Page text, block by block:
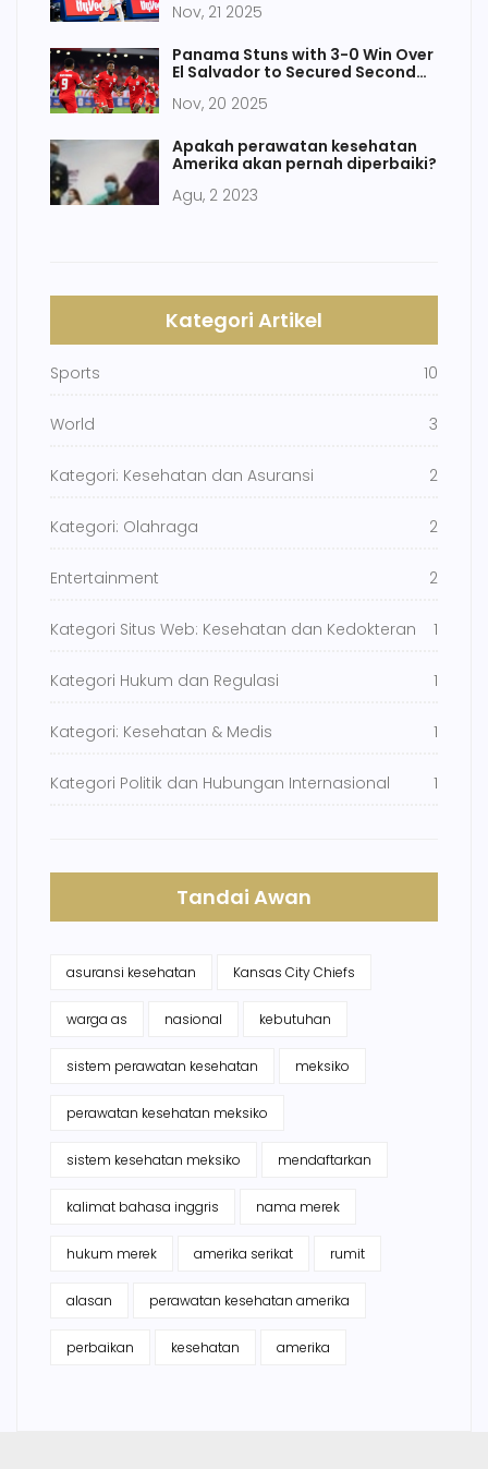
Minutes
Nov, 21 2025
Panama Stuns with 3-0 Win Over
El Salvador to Secured Second
Nov, 20 2025
Apakah perawatan kesehatan
Amerika akan pernah diperbaiki?
Agu, 2 2023
Kategori Artikel
Sports 10
World 3
Kategori: Kesehatan dan Asuransi 2
Kategori: Olahraga 2
Entertainment 2
Kategori Situs Web: Kesehatan dan Kedokteran 1
Kategori Hukum dan Regulasi 1
Kategori: Kesehatan & Medis 1
Kategori Politik dan Hubungan Internasional 1
Tandai Awan
asuransi kesehatan Kansas City Chiefs
warga as nasional kebutuhan
sistem perawatan kesehatan meksiko
perawatan kesehatan meksiko
sistem kesehatan meksiko mendaftarkan
kalimat bahasa inggris nama merek
hukum merek amerika serikat rumit
alasan perawatan kesehatan amerika
perbaikan kesehatan amerika